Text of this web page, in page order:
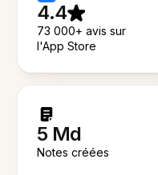
4.4
73 000+ avis sur
l'App Store
5 Md
Notes créées